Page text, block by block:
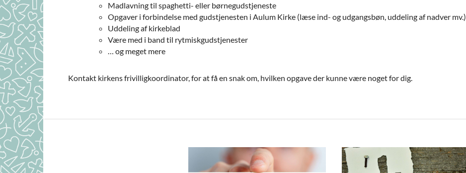
Madlavning til spaghetti- eller børnegudstjeneste
Opgaver i forbindelse med gudstjenesten i Aulum Kirke (læse ind- og udgangsbøn, uddeling af nadver mv.)
Uddeling af kirkeblad
Være med i band til rytmiskgudstjenester
… og meget mere
Kontakt kirkens frivilligkoordinator, for at få en snak om, hvilken opgave der kunne være noget for dig.